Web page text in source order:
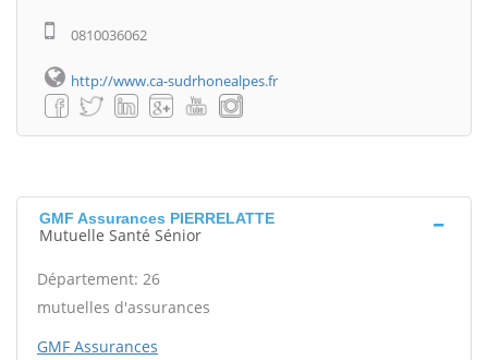
0810036062
http://www.ca-sudrhonealpes.fr
GMF Assurances PIERRELATTE
Mutuelle Santé Sénior
Département: 26
mutuelles d'assurances
GMF Assurances